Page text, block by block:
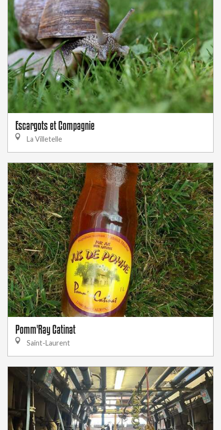
Escargots et Compagnie
La Villetelle
Pomm'Ray Catinat
Saint-Laurent